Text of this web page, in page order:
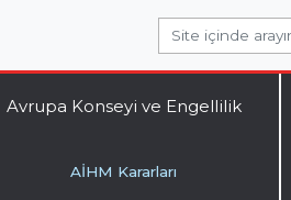
Site içinde arayın.
Avrupa Konseyi ve Engellilik
AİHM Kararları